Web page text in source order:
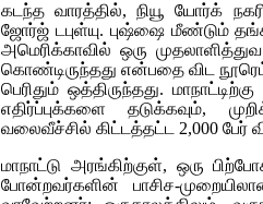
கடந்த வாரத்தில், நியூ யோர்க்
ஜோர்ஜ் டபுள்யு. புஷ்ஷை மீண்டும்
அமெரிக்காவில் ஒரு
கொண்டிருந்தது என்பதை விட
பெரிதும் ஒத்திருந்தது.
எதிர்ப்புக்களை தடுக்கவும்,
வலைவீச்சில் கிட்டத்தட்ட 2,000 பேர்
மாநாட்டு அரங்கிற்குள், ஒரு
போன்றவர்களின் பாசிச-